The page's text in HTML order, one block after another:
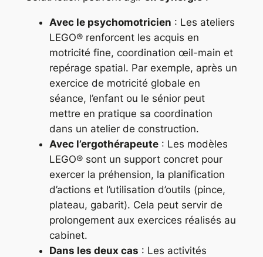
Avec le psychomotricien : Les ateliers
LEGO® renforcent les acquis en
motricité fine, coordination œil-main et
repérage spatial. Par exemple, après un
exercice de motricité globale en
séance, l’enfant ou le sénior peut
mettre en pratique sa coordination
dans un atelier de construction.
Avec l’ergothérapeute: Les modèles
LEGO® sont un support concret pour
exercer la préhension, la planification
d’actions et l’utilisation d’outils (pince,
plateau, gabarit). Cela peut servir de
prolongement aux exercices réalisés au
cabinet.
Dans les deux cas : Les activités